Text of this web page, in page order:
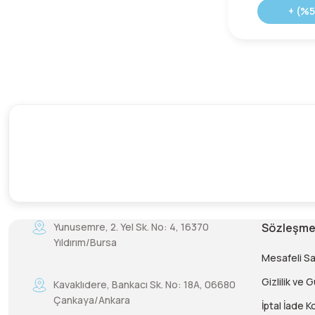
+
Yunusemre, 2. Yel Sk. No: 4, 16370
Yıldırım/Bursa
Kavaklıdere, Bankacı Sk. No: 18A, 06680
Çankaya/Ankara
Mesafeli
Gizlilik ve
İptal İade